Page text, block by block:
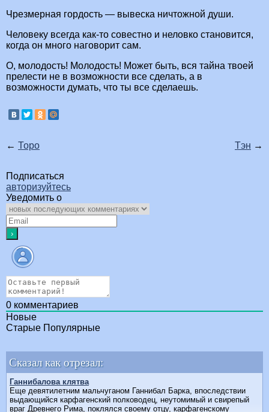
Чрезмерная гордость — вывеска ничтожной души.
Человеку всегда как-то совестно и неловко становится,
когда он много наговорит сам.
О, молодость! Молодость! Может быть, вся тайна твоей
прелести не в возможности все сделать, а в
возможности думать, что ты все сделаешь.
← Торо Тэн →
Подписаться
авторизуйтесь
Уведомить о
0 комментариев
Новые
Старые Популярные
Сказал как отрезал:
Ганнибалова клятва
Еще девятилетним мальчуганом Ганнибал Барка, впоследствии
выдающийся карфагенский полководец, неутомимый и свирепый
враг Древнего Рима, поклялся своему отцу, карфагенскому